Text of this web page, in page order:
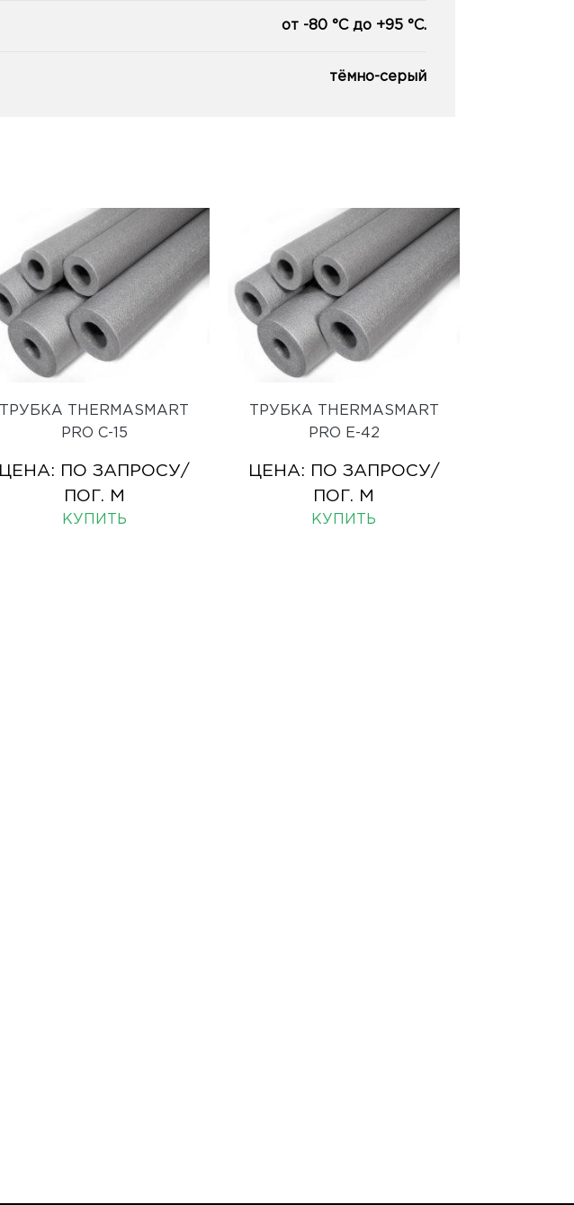
от -80 °С до +95 °С.
тёмно-серый
ТРУБКА THERMASMART
PRO С-15
ЦЕНА: ПО ЗАПРОСУ/
ПОГ. М
КУПИТЬ
ТРУБКА THERMASMART
PRO Е-42
ЦЕНА: ПО ЗАПРОСУ/
ПОГ. М
КУПИТЬ